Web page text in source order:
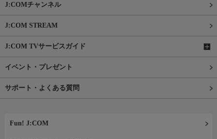
J:COMチャンネル
J:COM STREAM
J:COM TVサービスガイド
イベント・プレゼント
サポート・よくある質問
Fun! J:COM